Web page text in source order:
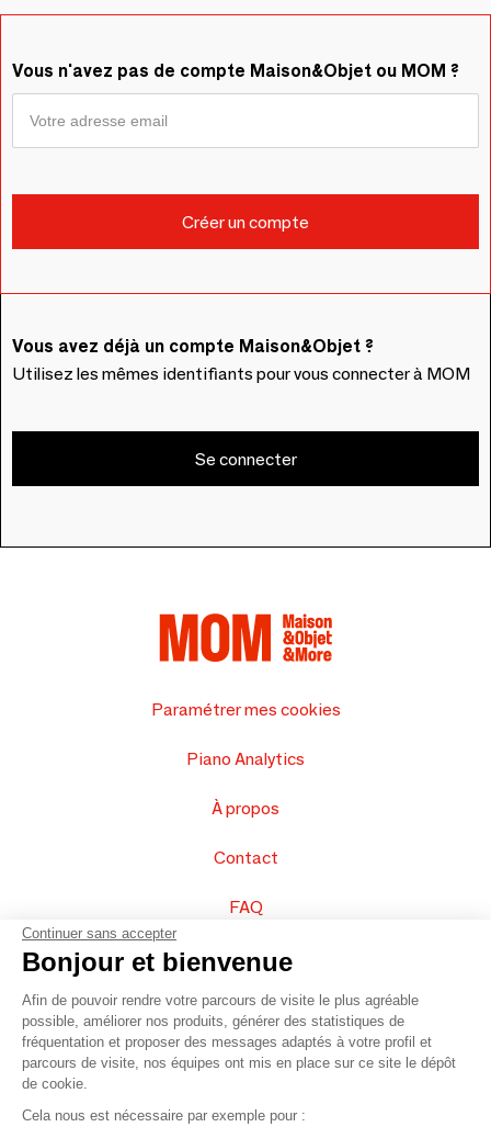
Vous n'avez pas de compte Maison&Objet ou MOM ?
Vous avez déjà un compte Maison&Objet ?
Utilisez les mêmes identifiants pour vous connecter à MOM
Se connecter
Paramétrer mes cookies
Piano Analytics
À propos
Contact
FAQ
Vendez vos produits
Plan du site
© 2016 –Organisation SAFI
Continuer sans accepter
Bonjour et bienvenue
Afin de pouvoir rendre votre parcours de visite le plus agréable
possible, améliorer nos produits, générer des statistiques de
fréquentation et proposer des messages adaptés à votre profil et
parcours de visite, nos équipes ont mis en place sur ce site le dépôt
de cookie.
Cela nous est nécessaire par exemple pour :